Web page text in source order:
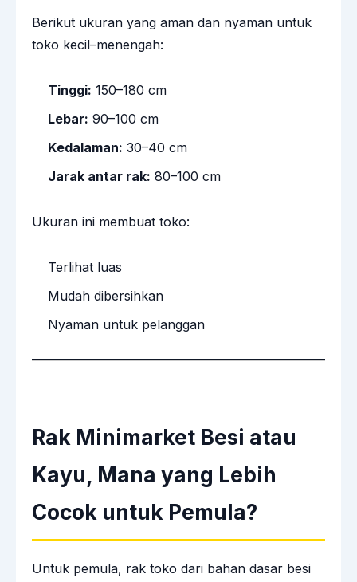
Berikut ukuran yang aman dan nyaman untuk
toko kecil–menengah:
Tinggi: 150–180 cm
Lebar: 90–100 cm
Kedalaman: 30–40 cm
Jarak antar rak: 80–100 cm
Ukuran ini membuat toko:
Terlihat luas
Mudah dibersihkan
Nyaman untuk pelanggan
Rak Minimarket Besi atau
Kayu, Mana yang Lebih
Cocok untuk Pemula?
Untuk pemula, rak toko dari bahan dasar besi